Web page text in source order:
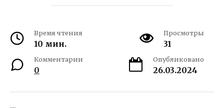
Время чтения
10 мин.
Просмотры
31
Комментарии
0
Опубликовано
26.03.2024